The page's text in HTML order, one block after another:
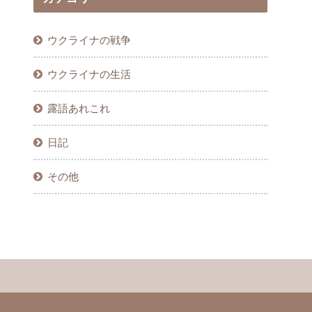
ウクライナの戦争
ウクライナの生活
露語あれこれ
日記
その他